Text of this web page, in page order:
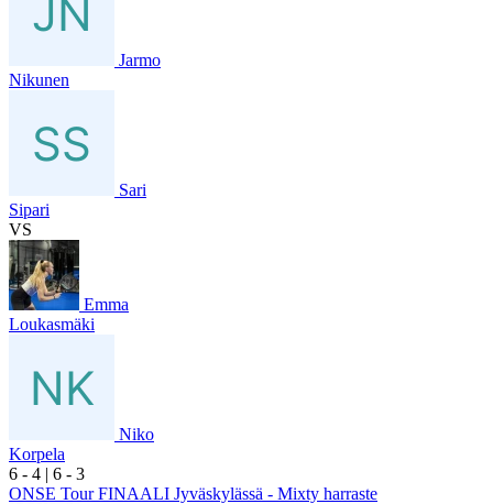
Jarmo
Nikunen
Sari
Sipari
VS
Emma
Loukasmäki
Niko
Korpela
6 - 4 | 6 - 3
ONSE Tour FINAALI Jyväskylässä - Mixty harraste